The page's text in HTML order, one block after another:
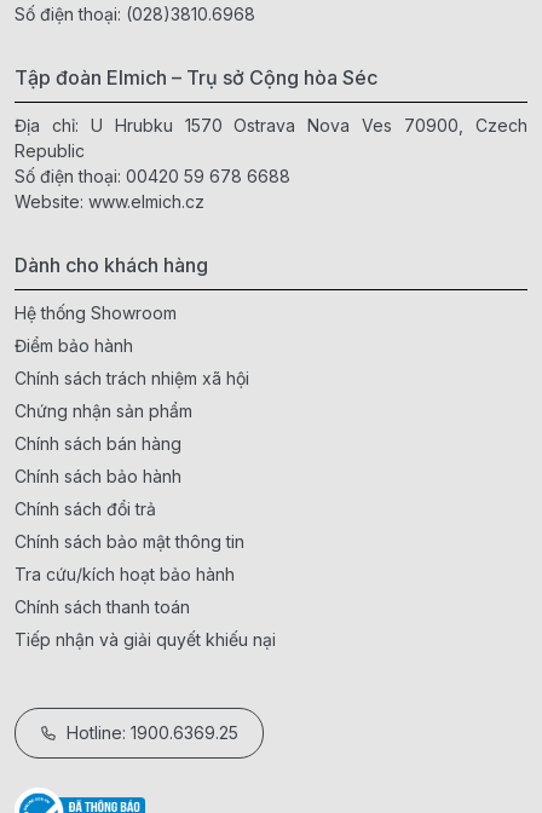
Số điện thoại: (028)3810.6968
Tập đoàn Elmich – Trụ sở Cộng hòa Séc
Địa chỉ: U Hrubku 1570 Ostrava Nova Ves 70900, Czech
Republic
Số điện thoại: 00420 59 678 6688
Website: www.elmich.cz
Dành cho khách hàng
Hệ thống Showroom
Điểm bảo hành
Chính sách trách nhiệm xã hội
Chứng nhận sản phẩm
Chính sách bán hàng
Chính sách bảo hành
Chính sách đổi trả
Chính sách bảo mật thông tin
Tra cứu/kích hoạt bảo hành
Chính sách thanh toán
Tiếp nhận và giải quyết khiếu nại
Hotline: 1900.6369.25